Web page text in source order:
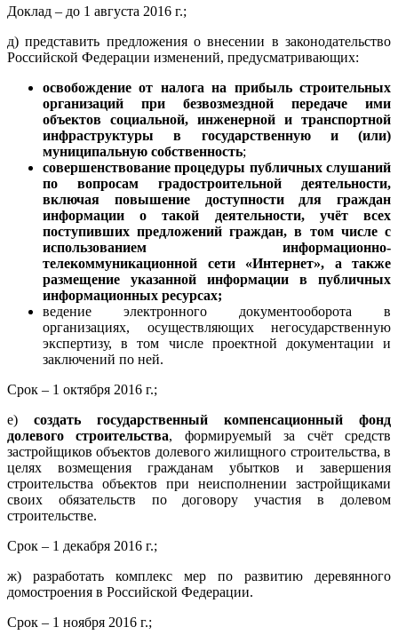
Доклад – до 1 августа 2016 г.;
д) представить предложения о внесении в законодательство
Российской Федерации изменений, предусматривающих:
освобождение от налога на прибыль строительных
организаций при безвозмездной передаче ими
объектов социальной, инженерной и транспортной
инфраструктуры в государственную и (или)
муниципальную собственность;
совершенствование процедуры публичных слушаний
по вопросам градостроительной деятельности,
включая повышение доступности для граждан
информации о такой деятельности, учёт всех
поступивших предложений граждан, в том числе с
использованием информационно-
телекоммуникационной сети «Интернет», а также
размещение указанной информации в публичных
информационных ресурсах;
ведение электронного документооборота в
организациях, осуществляющих негосударственную
экспертизу, в том числе проектной документации и
заключений по ней.
Срок – 1 октября 2016 г.;
е) создать государственный компенсационный фонд
долевого строительства, формируемый за счёт средств
застройщиков объектов долевого жилищного строительства, в
целях возмещения гражданам убытков и завершения
строительства объектов при неисполнении застройщиками
своих обязательств по договору участия в долевом
строительстве.
Срок – 1 декабря 2016 г.;
ж) разработать комплекс мер по развитию деревянного
домостроения в Российской Федерации.
Срок – 1 ноября 2016 г.;